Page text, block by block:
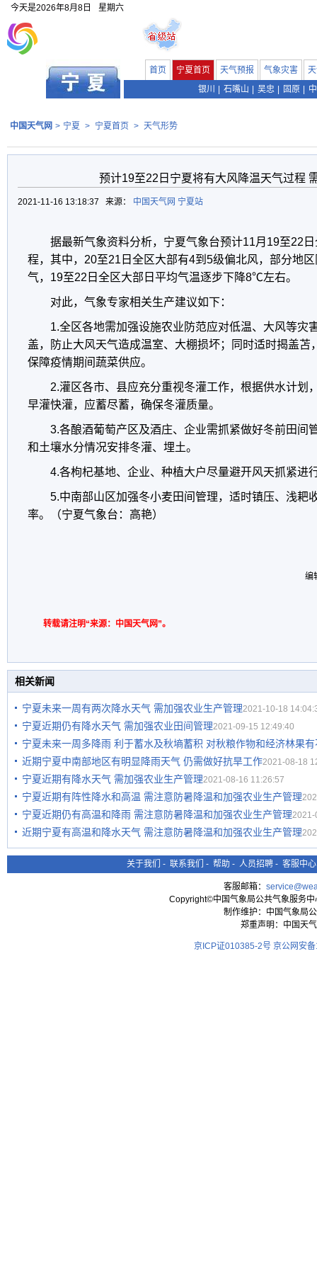
今天是2026年8月8日 星期六
首页 宁夏首页 天气预报 气象灾害
银川
石嘴山 吴忠 固原
中国天气网 > 宁夏 > 宁夏首页 > 天气形势
预计19至22日宁夏将有大风降温天气过程
2021-11-16 13:18:37 来源： 中国天气网 宁夏站
据最新气象资料分析，宁夏气象台预计11月19至22
程，其中，20至21日全区大部有4到5级偏北风，部分地
气，19至22日全区大部日平均气温逐步下降8℃左右。
对此，气象专家相关生产建议如下：
1.全区各地需加强设施农业防范应对低温、大风等灾
盖，防止大风天气造成温室、大棚损坏；同时适时揭盖苫
保障疫情期间蔬菜供应。
2.灌区各市、县应充分重视冬灌工作，根据供水计划
早灌快灌，应蓄尽蓄，确保冬灌质量。
3.各酿酒葡萄产区及酒庄、企业需抓紧做好冬前田间
和土壤水分情况安排冬灌、埋土。
4.各枸杞基地、企业、种植大户尽量避开风天抓紧进
5.中南部山区加强冬小麦田间管理，适时镇压、浅耙
率。（宁夏气象台：高艳）
编
转载请注明“来源：中国天气网”。
相关新闻
宁夏未来一周有两次降水天气 需加强农业生产管理2021-10-18
宁夏近期仍有降水天气 需加强农业田间管理2021-09-15 12:49:40
宁夏未来一周多降雨 利于蓄水及秋墒蓄积 对秋粮作物和经济林果
近期宁夏中南部地区有明显降雨天气 仍需做好抗旱工作2021-08-18
宁夏近期有降水天气 需加强农业生产管理2021-08-16 11:26:57
宁夏近期有阵性降水和高温 需注意防暑降温和加强农业生产管理
宁夏近期仍有高温和降雨 需注意防暑降温和加强农业生产管理2021-
近期宁夏有高温和降水天气 需注意防暑降温和加强农业生产管理
关于我们 - 联系我们 - 帮助 - 人员招聘 - 客服中心
客服邮箱：
Copyright©中国气象局公共气象服务
制作维护：中国气象局
郑重声明：中国天
京ICP证010385-2号 京公网安